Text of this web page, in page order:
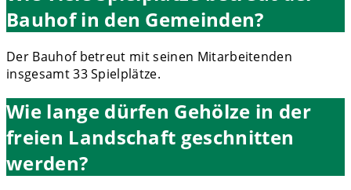
Bauhof in den Gemeinden?
Der Bauhof betreut mit seinen Mitarbeitenden
insgesamt 33 Spielplätze.
Wie lange dürfen Gehölze in der
freien Landschaft geschnitten
werden?